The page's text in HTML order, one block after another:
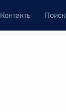
Контакты Поиск